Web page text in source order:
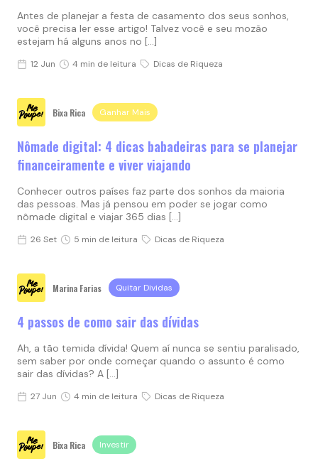
Antes de planejar a festa de casamento dos seus sonhos,
você precisa ler esse artigo! Talvez você e seu mozão
estejam há alguns anos no […]
12 Jun 4 min de leitura Dicas de Riqueza
Bixa Rica Ganhar Mais
Nômade digital: 4 dicas babadeiras para se planejar
financeiramente e viver viajando
Conhecer outros países faz parte dos sonhos da maioria
das pessoas. Mas já pensou em poder se jogar como
nômade digital e viajar 365 dias […]
26 Set 5 min de leitura Dicas de Riqueza
Marina Farias Quitar Dividas
4 passos de como sair das dívidas
Ah, a tão temida dívida! Quem aí nunca se sentiu paralisado,
sem saber por onde começar quando o assunto é como
sair das dívidas? A […]
27 Jun 4 min de leitura Dicas de Riqueza
Bixa Rica Investir